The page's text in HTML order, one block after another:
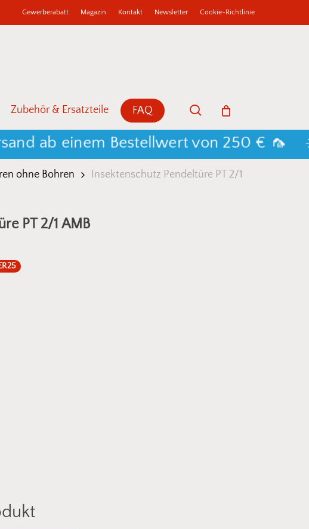
Gewerberabatt Magazin Kontakt Newsletter Cookie-Richtlinie
Zubehör & Ersatzteile FAQ search
Close
einem Bestellwert von 250 € 🦟 ☀️ 25
ohne Bohren
Insektenschutz Pendeltüre PT 2/1
PT 2/1 AMB